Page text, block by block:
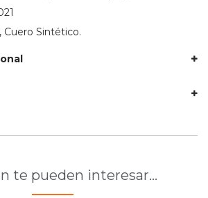
Cuero Sintético.
te pueden interesar…